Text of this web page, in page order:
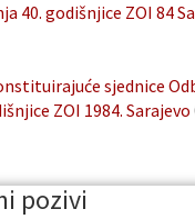
40. godišnjice ZOI 84
sjednice
ZOI 1984. Sarajevo
pozivi